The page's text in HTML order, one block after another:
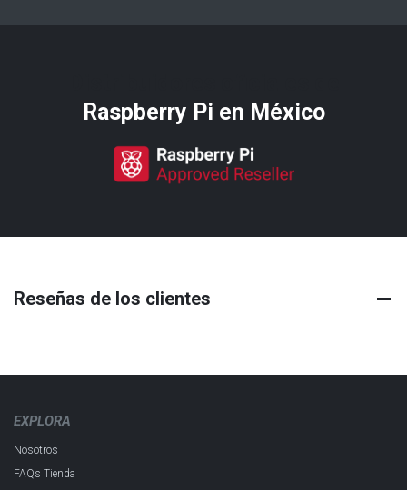
Raspberry Pi​ en México
Reseñas de los clientes
EXPLORA
Nosotros
FAQs Tienda